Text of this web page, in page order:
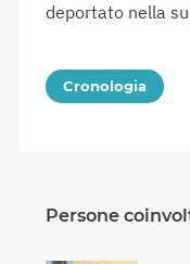
deportato nella
Cronologia
Persone